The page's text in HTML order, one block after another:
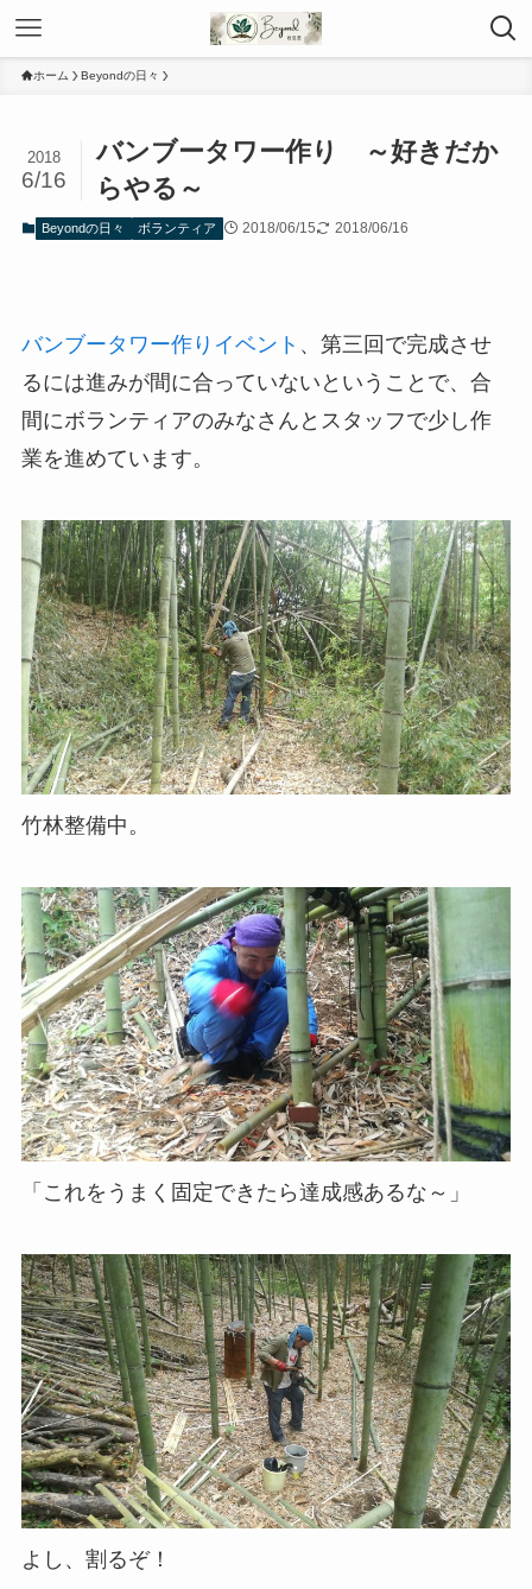
ホーム Beyondの日々
バンブータワー作り ～好きだか
らやる～
2018
6/16
Beyondの日々 ボランティア 2018/06/15 2018/06/16
バンブータワー作りイベント 、第三回で完成させ
るには進みが間に合っていないということで、合
間にボランティアのみなさんとスタッフで少し作
業を進めています。
竹林整備中。
「これをうまく固定できたら達成感あるな～」
よし、割るぞ！